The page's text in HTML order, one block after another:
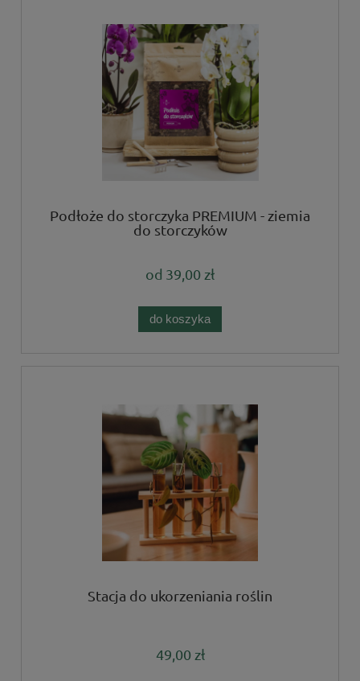
Podłoże do storczyka PREMIUM - ziemia
do storczyków
od 39,00 zł
do koszyka
Stacja do ukorzeniania roślin
49,00 zł